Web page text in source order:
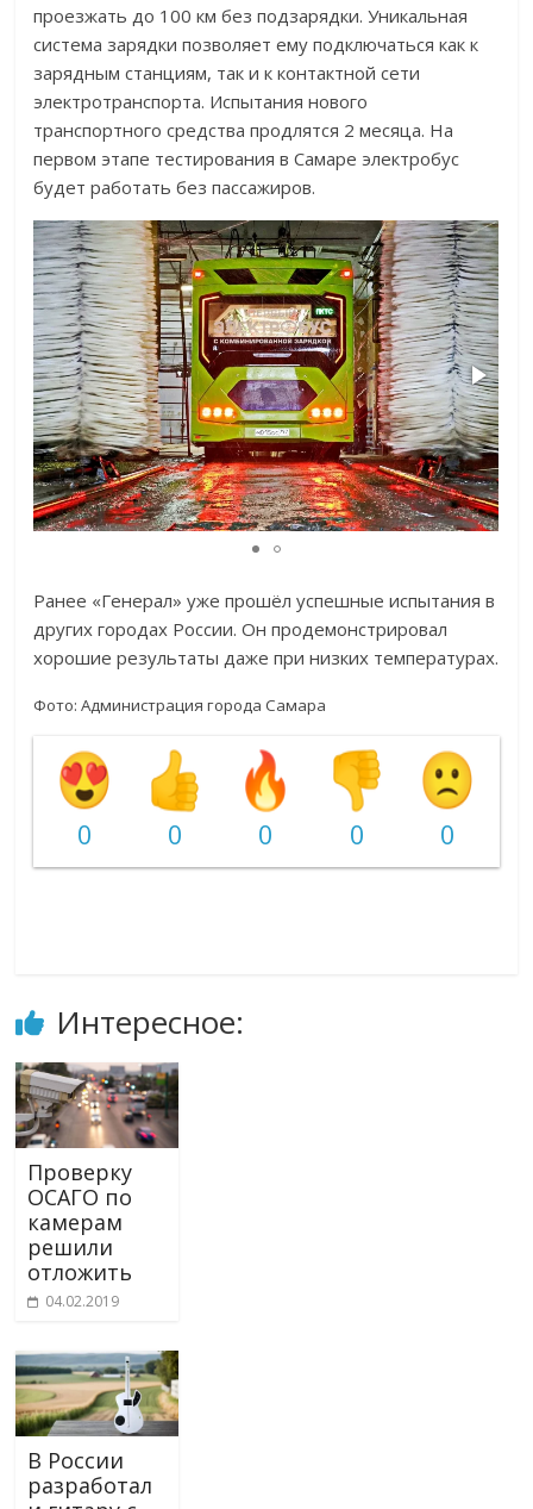
проезжать до 100 км без подзарядки. Уникальная
система зарядки позволяет ему подключаться как к
зарядным станциям, так и к контактной сети
электротранспорта. Испытания нового
транспортного средства продлятся 2 месяца. На
первом этапе тестирования в Самаре электробус
будет работать без пассажиров.
Ранее «Генерал» уже прошёл успешные испытания в
других городах России. Он продемонстрировал
хорошие результаты даже при низких температурах.
Фото: Администрация города Самара
0 0 0 0 0
Интересное:
Проверку
ОСАГО по
камерам
решили
отложить
04.02.2019
В России
разработал